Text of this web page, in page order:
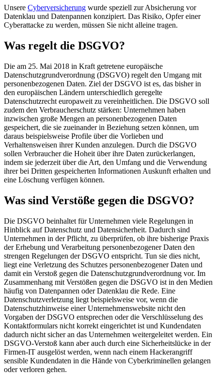
Unsere Cyberversicherung wurde speziell zur Absicherung vor
Datenklau und Datenpannen konzipiert. Das Risiko, Opfer einer
Cyberattacke zu werden, müssen Sie nicht alleine tragen.
Was regelt die DSGVO?
Die am 25. Mai 2018 in Kraft getretene europäische
Datenschutzgrundverordnung (DSGVO) regelt den Umgang mit
personenbezogenen Daten. Ziel der DSGVO ist es, das bisher in
den europäischen Ländern unterschiedlich geregelte
Datenschutzrecht europaweit zu vereinheitlichen. Die DSGVO soll
zudem den Verbraucherschutz stärken: Unternehmen haben
inzwischen große Mengen an personenbezogenen Daten
gespeichert, die sie zueinander in Beziehung setzen können, um
daraus beispielsweise Profile über die Vorlieben und
Verhaltensweisen ihrer Kunden anzulegen. Durch die DSGVO
sollen Verbraucher die Hoheit über ihre Daten zurückerlangen,
indem sie jederzeit über die Art, den Umfang und die Verwendung
ihrer bei Dritten gespeicherten Informationen Auskunft erhalten und
eine Löschung verfügen können.
Was sind Verstöße gegen die DSGVO?
Die DSGVO beinhaltet für Unternehmen viele Regelungen in
Hinblick auf Datenschutz und Datensicherheit. Dadurch sind
Unternehmen in der Pflicht, zu überprüfen, ob ihre bisherige Praxis
der Erhebung und Verarbeitung personenbezogener Daten den
strengen Regelungen der DSGVO entspricht. Tun sie dies nicht,
liegt eine Verletzung des Schutzes personenbezogener Daten und
damit ein Verstoß gegen die Datenschutzgrundverordnung vor. Im
Zusammenhang mit Verstößen gegen die DSGVO ist in den Medien
häufig von Datenpannen oder Datenklau die Rede. Eine
Datenschutzverletzung liegt beispielsweise vor, wenn die
Datenschutzhinweise einer Unternehmenswebsite nicht den
Vorgaben der DSGVO entsprechen oder die Verschlüsselung des
Kontaktformulars nicht korrekt eingerichtet ist und Kundendaten
dadurch nicht sicher an das Unternehmen weitergeleitet werden. Ein
DSGVO-Verstoß kann aber auch durch eine Sicherheitslücke in der
Firmen-IT ausgelöst werden, wenn nach einem Hackerangriff
sensible Kundendaten in die Hände von Cyberkriminellen gelangen
oder verloren gehen.